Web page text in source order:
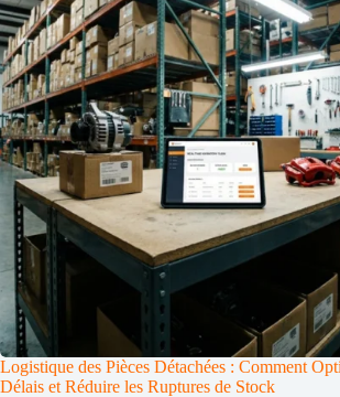
Logistique des Pièces Détachées : Comment
Délais et Réduire les Ruptures de Stock